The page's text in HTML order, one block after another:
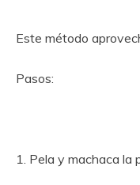
Este método
Pasos:
1. Pela y machaca la